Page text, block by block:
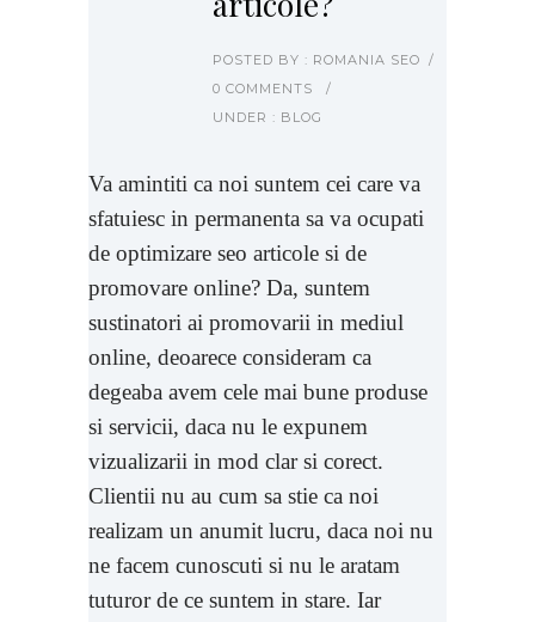
POSTED BY : ROMANIA SEO /
0 COMMENTS
/
UNDER : BLOG
Va amintiti ca noi suntem cei care va
sfatuiesc in permanenta sa va ocupati
de optimizare seo articole si de
promovare online? Da, suntem
sustinatori ai promovarii in mediul
online, deoarece consideram ca
degeaba avem cele mai bune produse
si servicii, daca nu le expunem
vizualizarii in mod clar si corect.
Clientii nu au cum sa stie ca noi
realizam un anumit lucru, daca noi nu
ne facem cunoscuti si nu le aratam
tuturor de ce suntem in stare. Iar